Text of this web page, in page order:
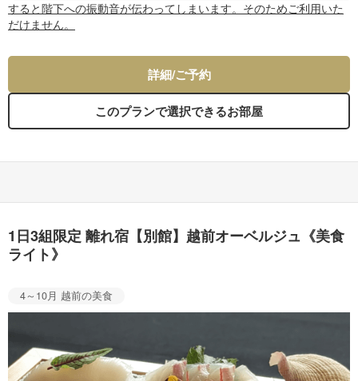
すると階下への振動音が伝わってしまいます。そのためご利用いた
だけません。
詳細/ご予約
このプランで選択できるお部屋
1日3組限定 離れ宿【別館】越前オーベルジュ《美食
ライト》
4～10月 越前の美食